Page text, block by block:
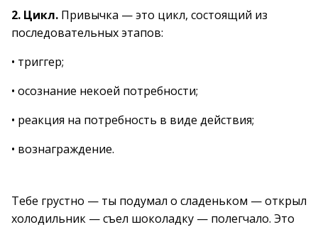
2. Цикл. Привычка — это цикл, состоящий из
последовательных этапов:
• триггер;
• осознание некоей потребности;
• реакция на потребность в виде действия;
• вознаграждение.
Тебе грустно — ты подумал о сладеньком — открыл
холодильник — съел шоколадку — полегчало. Это